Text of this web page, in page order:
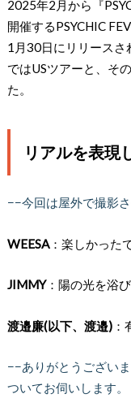
2025年2月から『
開催するPSYCHIC
1月30日にリリースさ
ではUSツアーと、そ
た。
リアルを表現
−−今回は屋外で撮影
WEESA：楽しかった
JIMMY：陽の光を浴
渡邉廉(以下、渡邉)：
−−ありがとうござい
ついてお伺いします。